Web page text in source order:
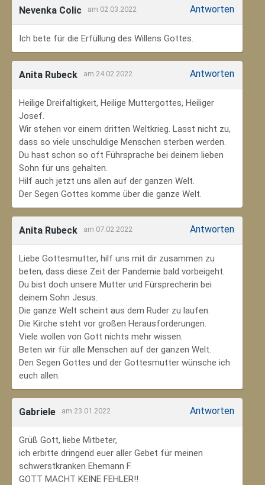
Nevenka Colic am 02.03.2022 Antworten
Ich bete für die Erfüllung des Willens Gottes.
Anita Rubeck am 24.02.2022 Antworten
Heilige Dreifaltigkeit, Heilige Muttergottes, Heiliger
Josef.
Wir stehen vor einem dritten Weltkrieg. Lasst nicht zu,
dass so viele unschuldige Menschen sterben werden.
Du hast schon so oft Führsprache bei deinem lieben
Sohn für uns gehalten.
Hilf auch jetzt uns allen auf der ganzen Welt.
Der Segen Gottes komme über die ganze Welt.
Anita Rubeck am 07.02.2022 Antworten
Liebe Gottesmutter, hilf uns mit dir zusammen zu
beten, dass diese Zeit der Pandemie bald vorbeigeht.
Du bist doch unsere Mutter und Fürsprecherin bei
deinem Sohn Jesus.
Die ganze Welt scheint aus dem Ruder zu laufen.
Die Kirche steht vor großen Herausforderungen.
Viele wollen von Gott nichts mehr wissen.
Beten wir für alle Menschen auf der ganzen Welt.
Den Segen Gottes und der Gottesmutter wünsche ich
euch allen.
Gabriele am 23.01.2022 Antworten
Grüß Gott, liebe Mitbeter,
ich erbitte dringend euer aller Gebet für meinen
schwerstkranken Ehemann F.
GOTT MACHT KEINE FEHLER!!